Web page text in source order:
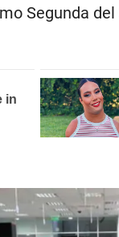
Segunda